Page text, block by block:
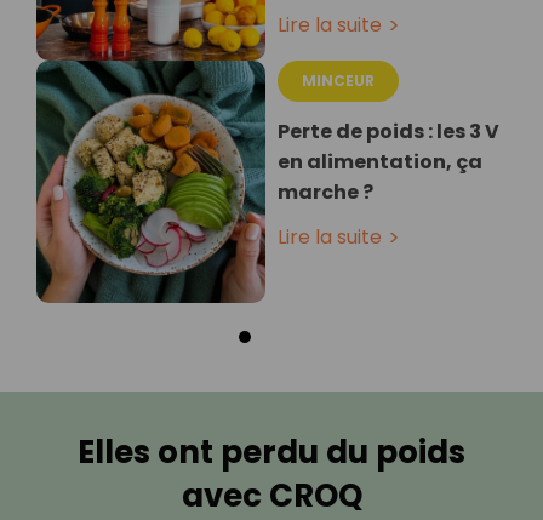
Lire la suite
MINCEUR
Perte de poids : les 3 V
en alimentation, ça
marche ?
Lire la suite
Elles ont perdu du poids
avec CROQ